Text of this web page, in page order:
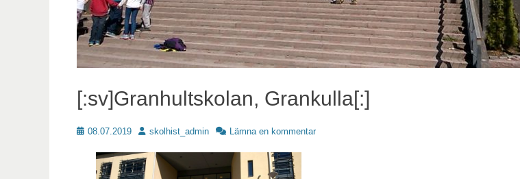
[:sv]Granhultskolan, Grankulla[:]
Publicerat
08.07.2019 Författare
skolhist_admin Lämna en kommentar